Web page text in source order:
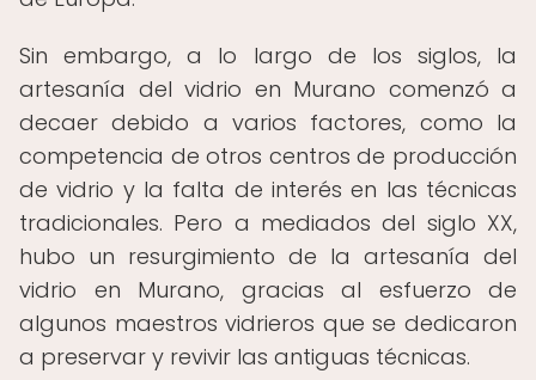
Sin embargo, a lo largo de los siglos, la
artesanía del vidrio en Murano comenzó a
decaer debido a varios factores, como la
competencia de otros centros de producción
de vidrio y la falta de interés en las técnicas
tradicionales. Pero a mediados del siglo XX,
hubo un resurgimiento de la artesanía del
vidrio en Murano, gracias al esfuerzo de
algunos maestros vidrieros que se dedicaron
a preservar y revivir las antiguas técnicas.